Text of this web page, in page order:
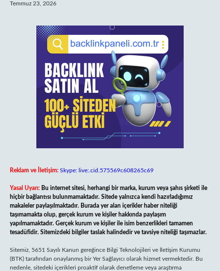
Temmuz 23, 2026
Reklam ve İletişim: Skype: live:.cid.575569c608265c69
Yasal Uyarı: Bu internet sitesi, herhangi bir marka, kurum veya şahıs şirketi ile
hiçbir bağlantısı bulunmamaktadır. Sitede yalnızca kendi hazırladığımız
makaleler paylaşılmaktadır. Burada yer alan içerikler haber niteliği
taşımamakta olup, gerçek kurum ve kişiler hakkında paylaşım
yapılmamaktadır. Gerçek kurum ve kişiler ile isim benzerlikleri tamamen
tesadüfidir. Sitemizdeki bilgiler taslak halindedir ve tavsiye niteliği taşımazlar.
Sitemiz, 5651 Sayılı Kanun gereğince Bilgi Teknolojileri ve İletişim Kurumu
(BTK) tarafından onaylanmış bir Yer Sağlayıcı olarak hizmet vermektedir. Bu
nedenle, sitedeki içerikleri proaktif olarak denetleme veya araştırma